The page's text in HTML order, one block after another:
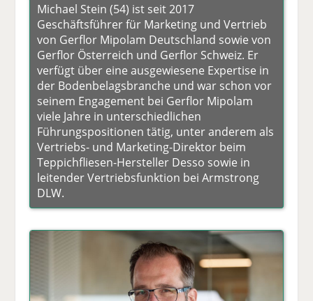
Michael Stein (54) ist seit 2017
Geschäftsführer für Marketing und Vertrieb
von Gerflor Mipolam Deutschland sowie von
Gerflor Österreich und Gerflor Schweiz. Er
verfügt über eine ausgewiesene Expertise in
der Bodenbelagsbranche und war schon vor
seinem Engagement bei Gerflor Mipolam
viele Jahre in unterschiedlichen
Führungspositionen tätig, unter anderem als
Vertriebs- und Marketing-Direktor beim
Teppichfliesen-Hersteller Desso sowie in
leitender Vertriebsfunktion bei Armstrong
DLW.